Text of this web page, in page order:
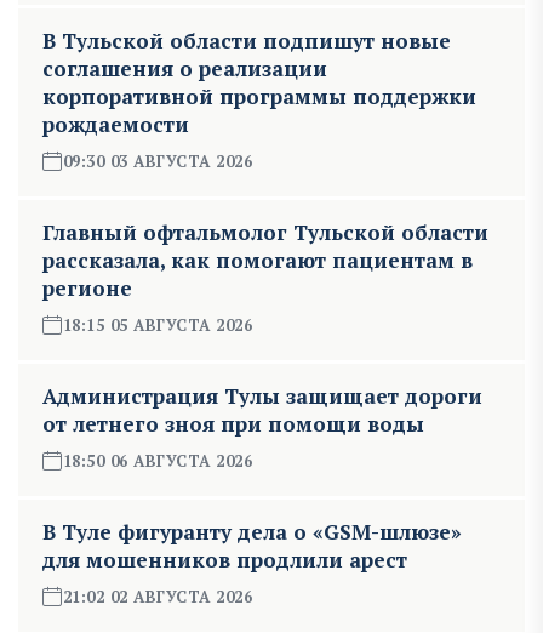
В Тульской области подпишут новые
соглашения о реализации
корпоративной программы поддержки
рождаемости
09:30 03 АВГУСТА 2026
Главный офтальмолог Тульской области
рассказала, как помогают пациентам в
регионе
18:15 05 АВГУСТА 2026
Администрация Тулы защищает дороги
от летнего зноя при помощи воды
18:50 06 АВГУСТА 2026
В Туле фигуранту дела о «GSM-шлюзе»
для мошенников продлили арест
21:02 02 АВГУСТА 2026